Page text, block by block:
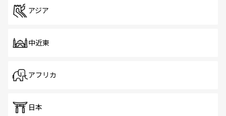
アジア
中近東
アフリカ
日本